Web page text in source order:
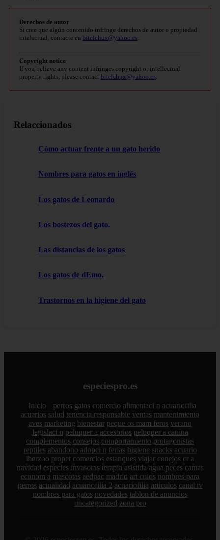
Derechos de autor
Si cree que algún contenido infringe derechos de autor o propiedad
intelectual, contacte en bitelchux@yahoo.es
Copyright notice
If you believe any content infringes copyright or intellectual
property rights, please contact bitelchux@yahoo.es
Relaccionados
Cómo actuar frente a un gato herido
Nombres para gatos en inglés
Los gatos de Leonardo
Los bostezos del gato.
Las distancias de los gatos
Los gatos de dEmo.
Trastornos en la higiene del gato
especiespro.es
Inicio perros gatos comercio alimentaci n acuariofilia
acuarios salud tenencia responsable ventas mantenimiento
aves marketing bienestar peque os mam feros verano
legislaci n peluquer a accesorios peluquer a canina
complementos consejos comportamiento protagonistas
reptiles abandono adopci n ferias higiene snacks acuario
iberzoo propet comercios estanques viajar conejos cr a
navidad especies invasoras terapia asistida agua peces camas
econom a mascotas aedpac madrid art culos nombres para
perros actualidad acuariofilia 2 acuariofilia articulos canal tv
nombres para gatos novedades tablon de anuncios
uncategorized zona pro